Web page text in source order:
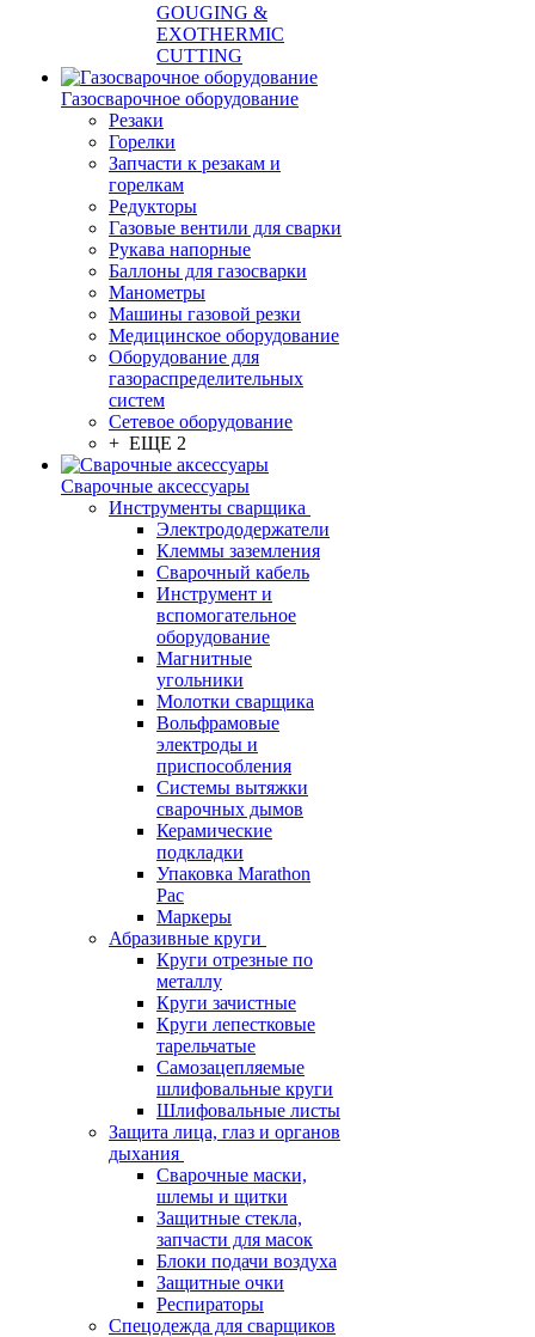
GOUGING &
EXOTHERMIC
CUTTING
Газосварочное оборудование
Резаки
Горелки
Запчасти к резакам и
горелкам
Редукторы
Газовые вентили для сварки
Рукава напорные
Баллоны для газосварки
Манометры
Машины газовой резки
Медицинское оборудование
Оборудование для
газораспределительных
систем
Сетевое оборудование
+ ЕЩЕ 2
Сварочные аксессуары
Инструменты сварщика
Электрододержатели
Клеммы заземления
Сварочный кабель
Инструмент и
вспомогательное
оборудование
Магнитные
угольники
Молотки сварщика
Вольфрамовые
электроды и
приспособления
Системы вытяжки
сварочных дымов
Керамические
подкладки
Упаковка Marathon
Pac
Маркеры
Абразивные круги
Круги отрезные по
металлу
Круги зачистные
Круги лепестковые
тарельчатые
Самозацепляемые
шлифовальные круги
Шлифовальные листы
Защита лица, глаз и органов
дыхания
Сварочные маски,
шлемы и щитки
Защитные стекла,
запчасти для масок
Блоки подачи воздуха
Защитные очки
Респираторы
Спецодежда для сварщиков